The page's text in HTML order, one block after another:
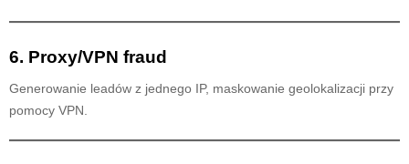
6. Proxy/VPN fraud
Generowanie leadów z jednego IP, maskowanie geolokalizacji przy
pomocy VPN.